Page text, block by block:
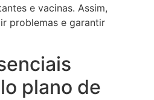
e vacinas. Assim,
problemas e garantir
plano de